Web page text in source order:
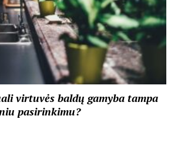
virtuvės baldų gamyba tampa
pasirinkimu?